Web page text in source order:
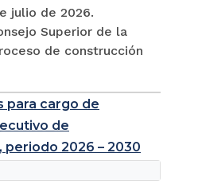
julio de 2026.
Superior de la
de construcción
para cargo de
de
periodo 2026 – 2030